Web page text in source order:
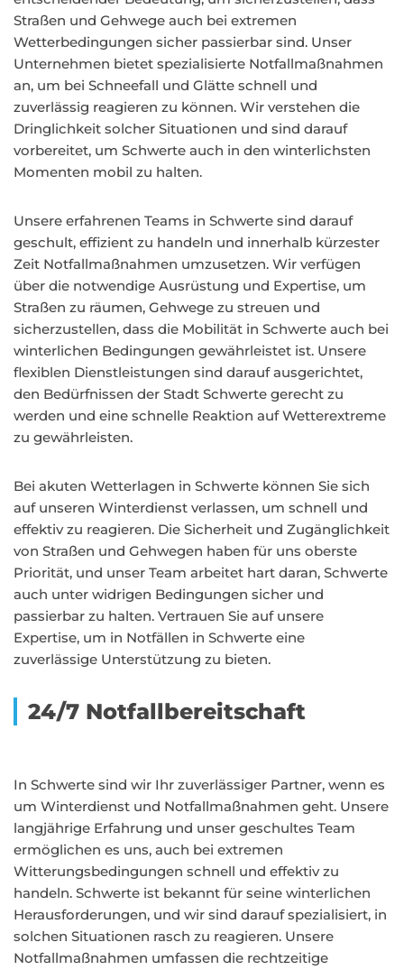
Straßen und Gehwege auch bei extremen
Wetterbedingungen sicher passierbar sind. Unser
Unternehmen bietet spezialisierte Notfallmaßnahmen
an, um bei Schneefall und Glätte schnell und
zuverlässig reagieren zu können. Wir verstehen die
Dringlichkeit solcher Situationen und sind darauf
vorbereitet, um Schwerte auch in den winterlichsten
Momenten mobil zu halten.
Unsere erfahrenen Teams in Schwerte sind darauf
geschult, effizient zu handeln und innerhalb kürzester
Zeit Notfallmaßnahmen umzusetzen. Wir verfügen
über die notwendige Ausrüstung und Expertise, um
Straßen zu räumen, Gehwege zu streuen und
sicherzustellen, dass die Mobilität in Schwerte auch bei
winterlichen Bedingungen gewährleistet ist. Unsere
flexiblen Dienstleistungen sind darauf ausgerichtet,
den Bedürfnissen der Stadt Schwerte gerecht zu
werden und eine schnelle Reaktion auf Wetterextreme
zu gewährleisten.
Bei akuten Wetterlagen in Schwerte können Sie sich
auf unseren Winterdienst verlassen, um schnell und
effektiv zu reagieren. Die Sicherheit und Zugänglichkeit
von Straßen und Gehwegen haben für uns oberste
Priorität, und unser Team arbeitet hart daran, Schwerte
auch unter widrigen Bedingungen sicher und
passierbar zu halten. Vertrauen Sie auf unsere
Expertise, um in Notfällen in Schwerte eine
zuverlässige Unterstützung zu bieten.
24/7 Notfallbereitschaft
In Schwerte sind wir Ihr zuverlässiger Partner, wenn es
um Winterdienst und Notfallmaßnahmen geht. Unsere
langjährige Erfahrung und unser geschultes Team
ermöglichen es uns, auch bei extremen
Witterungsbedingungen schnell und effektiv zu
handeln. Schwerte ist bekannt für seine winterlichen
Herausforderungen, und wir sind darauf spezialisiert, in
solchen Situationen rasch zu reagieren. Unsere
Notfallmaßnahmen umfassen die rechtzeitige